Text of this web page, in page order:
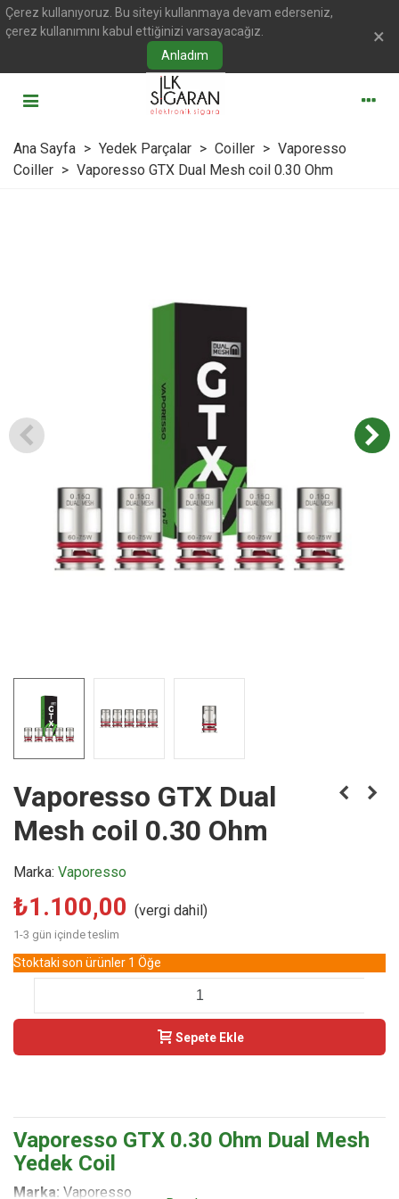
Çerez kullanıyoruz. Bu siteyi kullanmaya devam ederseniz,
çerez kullanımını kabul ettiğinizi varsayacağız.
Anladım
×
Ana Sayfa > Yedek Parçalar > Coiller > Vaporesso
Coiller > Vaporesso GTX Dual Mesh coil 0.30 Ohm
Vaporesso GTX Dual
Mesh coil 0.30 Ohm
Marka: Vaporesso
₺1.100,00 (vergi dahil)
1-3 gün içinde teslim
Stoktaki son ürünler 1 Öğe
Sepete Ekle
Vaporesso GTX 0.30 Ohm Dual Mesh
Yedek Coil
Marka: Vaporesso